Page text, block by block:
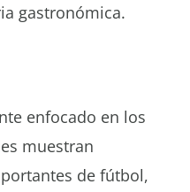
gastronómica.
enfocado en los
muestran
de fútbol,